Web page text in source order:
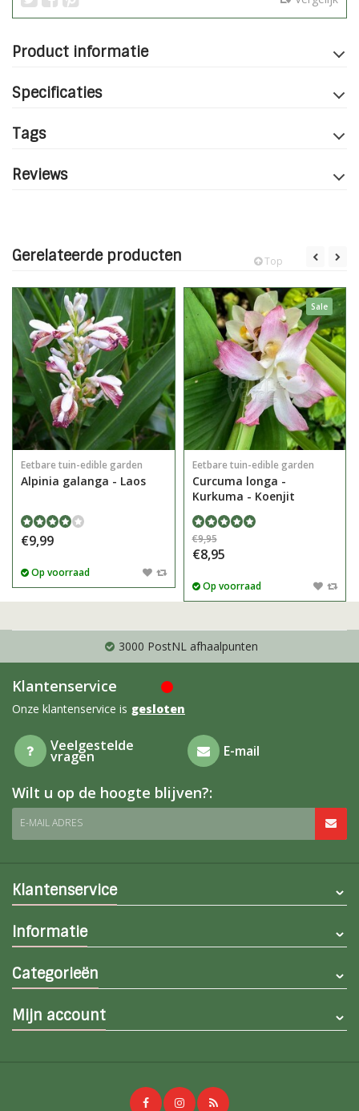
Product informatie
Specificaties
Tags
Reviews
Gerelateerde producten Top
Eetbare tuin-edible garden
Alpinia galanga - Laos
€9,99
Op voorraad
Sale
Eetbare tuin-edible garden
Curcuma longa -
Kurkuma - Koenjit
€9,95
€8,95
Op voorraad
3000 PostNL afhaalpunten
Klantenservice
Onze klantenservice is gesloten
Veelgestelde
vragen E-mail
Wilt u op de hoogte blijven?:
E-MAIL ADRES
Klantenservice
Informatie
Categorieën
Mijn account